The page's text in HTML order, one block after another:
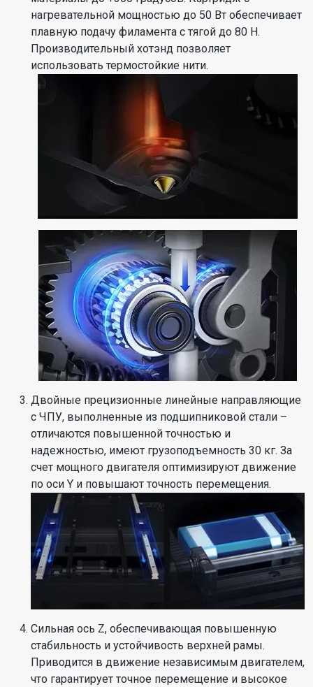
нагревательной мощностью до 50 Вт обеспечивает
плавную подачу филамента с тягой до 80 H.
Производительный хотэнд позволяет
использовать термостойкие нити.
Двойные прецизионные линейные направляющие
с ЧПУ, выполненные из подшипниковой стали –
отличаются повышенной точностью и
надежностью, имеют грузоподъемность 30 кг. За
счет мощного двигателя оптимизируют движение
по оси Y и повышают точность перемещения.
Сильная ось Z, обеспечивающая повышенную
стабильность и устойчивость верхней рамы.
Приводится в движение независимым двигателем,
что гарантирует точное перемещение и высокое